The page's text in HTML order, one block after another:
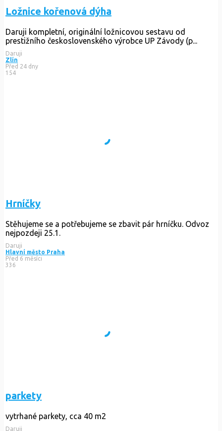
Ložnice kořenová dýha
Daruji kompletní, originální ložnicovou sestavu od
prestižního československého výrobce UP Závody (p...
Daruji
Zlín
Před 24 dny
154
Hrníčky
Stěhujeme se a potřebujeme se zbavit pár hrníčku. Odvoz
nejpozdeji 25.1.
Daruji
Hlavní město Praha
Před 6 měsíci
336
parkety
vytrhané parkety, cca 40 m2
Daruji